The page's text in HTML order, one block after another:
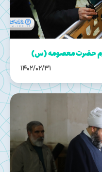
حضرت معصومه (س)
1402/02/31